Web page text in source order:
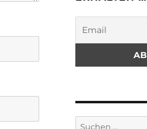
Suchen